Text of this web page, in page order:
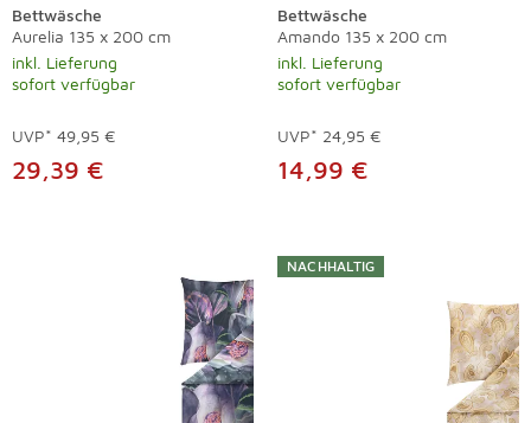
Bettwäsche
Aurelia 135 x 200 cm
inkl. Lieferung
sofort verfügbar
UVP* 49,95 €
29,39 €
Bettwäsche
Amando 135 x 200 cm
inkl. Lieferung
sofort verfügbar
UVP* 24,95 €
14,99 €
NACHHALTIG